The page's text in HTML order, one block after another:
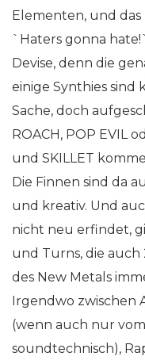
Elementen, und
`Haters gonna
Devise, denn die
einige Synthies sind
Sache, doch
ROACH, POP EVIL
und SKILLET
Die Finnen sind da
und kreativ. Und
nicht neu erfindet,
und Turns, die auch
des New Metals
Irgendwo zwischen
(wenn auch nur
soundtechnisch),